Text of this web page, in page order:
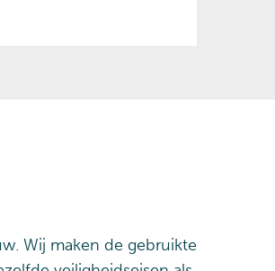
Wij maken de gebruikte